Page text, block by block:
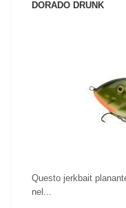
DORADO DRUNK
Questo jerkbait
nel...